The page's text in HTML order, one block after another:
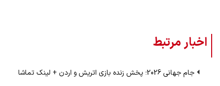
اخبار مرتبط
جام جهانی 2026؛ پخش زنده بازی اتریش و اردن +‌ لینک تماشا